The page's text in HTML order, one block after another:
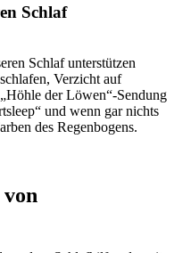
Schlaf
Schlaf unterstützen
Verzicht auf
der Löwen“-Sendung
und wenn gar nichts
des Regenbogens.